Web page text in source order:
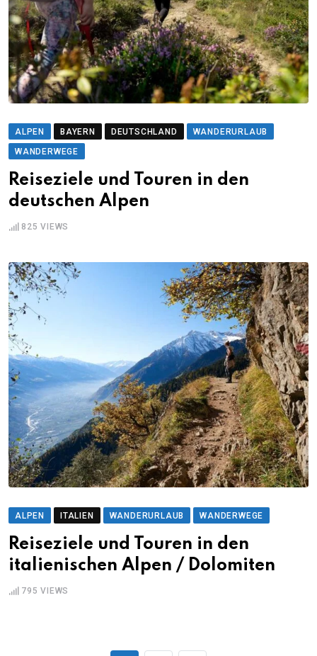
ALPEN BAYERN DEUTSCHLAND
WANDERURLAUB
WANDERWEGE
Reiseziele und Touren in den
deutschen Alpen
825 VIEWS
ALPEN ITALIEN WANDERURLAUB WANDERWEGE
Reiseziele und Touren in den
italienischen Alpen / Dolomiten
795 VIEWS